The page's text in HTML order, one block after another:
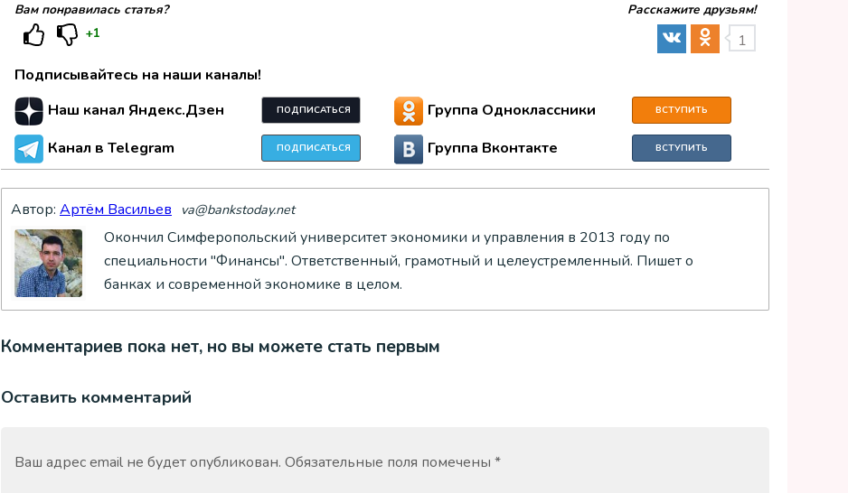
Вам понравилась статья?
+1
Расскажите друзьям!
1
Подписывайтесь на наши каналы!
Наш канал Яндекс.Дзен
ПОДПИСАТЬСЯ
Канал в Telegram ПОДПИСАТЬСЯ
Группа Одноклассники ВСТУПИТЬ
Группа Вконтакте ВСТУПИТЬ
Автор: Артём Васильев va@bankstoday.net
Окончил Симферопольский университет экономики и управления в 2013 году по
специальности "Финансы". Ответственный, грамотный и целеустремленный. Пишет о
банках и современной экономике в целом.
Комментариев пока нет, но вы можете стать первым
Оставить комментарий
Ваш адрес email не будет опубликован. Обязательные поля помечены *